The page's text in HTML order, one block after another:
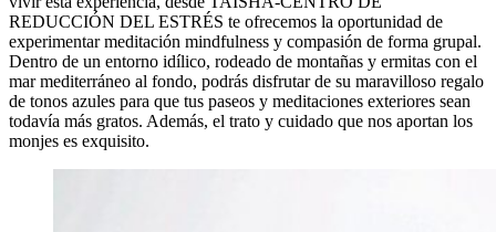
REDUCCIÓN DEL ESTRÉS te ofrecemos la oportunidad de
experimentar meditación mindfulness y compasión de forma grupal.
Dentro de un entorno idílico, rodeado de montañas y ermitas con el
mar mediterráneo al fondo, podrás disfrutar de su maravilloso regalo
de tonos azules para que tus paseos y meditaciones exteriores sean
todavía más gratos. Además, el trato y cuidado que nos aportan los
monjes es exquisito.